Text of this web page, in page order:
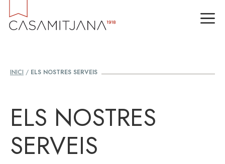
INICI / ELS NOSTRES SERVEIS
ELS NOSTRES
SERVEIS